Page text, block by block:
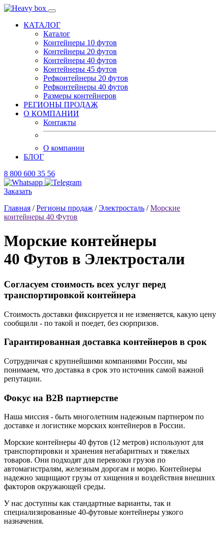
КАТАЛОГ
Каталог
Контейнеры 10 футов
Контейнеры 20 футов
Контейнеры 40 футов
Контейнеры 45 футов
Рефконтейнеры 20 футов
Рефконтейнеры 40 футов
Размеры контейнеров
РЕГИОНЫ ПРОДАЖ
О КОМПАНИИ
Контакты
О компании
БЛОГ
8 800 600 35 56
Заказать
Главная /Регионы продаж /Электросталь /Морские
контейнеры 40 Футов
Морские контейнеры
40 Футов в Электростали
Согласуем стоимость всех услуг перед
транспортировкой контейнера
Стоимость доставки фиксируется и не изменяется, какую цену
сообщили - по такой и поедет, без сюрпризов.
Гарантированная доставка контейнеров в срок
Сотрудничая с крупнейшими компаниями России, мы
понимаем, что доставка в срок это источник самой важной
репутации.
Фокус на B2B партнерстве
Наша миссия - быть многолетним надежным партнером по
доставке и логистике морских контейнеров в России.
Морские контейнеры 40 футов (12 метров) используют для
транспортировки и хранения негабаритных и тяжелых
товаров. Они подходят для перевозки грузов по
автомагистралям, железным дорогам и морю. Контейнеры
надежно защищают грузы от хищения и воздействия внешних
факторов окружающей среды.
У нас доступны как стандартные варианты, так и
специализированные 40-футовые контейнеры узкого
назначения.